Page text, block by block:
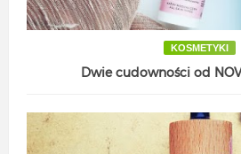
KOSMETYKI
Dwie cudowności od